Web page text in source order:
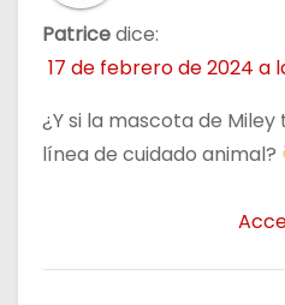
Patricedice:
17 de febrero de 2024 a
¿Y si la mascota de
línea de cuidado animal?